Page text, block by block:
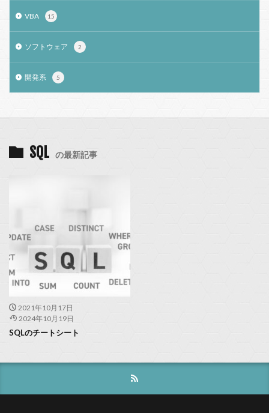
VBA 15
ソフトウェア 2
開発系 5
SQL の最新記事
2021年10月17日
2024年10月19日
SQLのチートシート